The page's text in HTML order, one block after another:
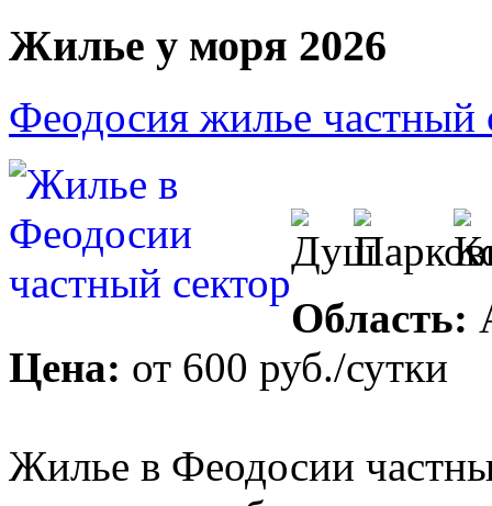
Жилье у моря 2026
Феодосия жилье частный
Область:
Цена: от 600 руб./сутки
Жилье в Феодосии